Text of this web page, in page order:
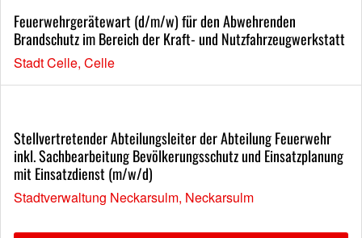
Feuerwehrgerätewart (d/m/w) für den Abwehrenden
Brandschutz im Bereich der Kraft- und Nutzfahrzeugwerkstatt
Stadt Celle, Celle
Stellvertretender Abteilungsleiter der Abteilung Feuerwehr
inkl. Sachbearbeitung Bevölkerungsschutz und Einsatzplanung
mit Einsatzdienst (m/w/d)
Stadtverwaltung Neckarsulm, Neckarsulm